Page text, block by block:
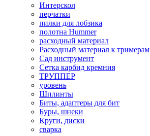
Интерскол
перчатки
пилки для лобзика
полотна Hummer
расходный материал
Расходный материал к тримерам
Сад инструмент
Сетка карбид кремния
ТРУППЕР
уровень
Шплинты
Биты, адаптеры для бит
Буры, шнеки
Круги, диски
сварка